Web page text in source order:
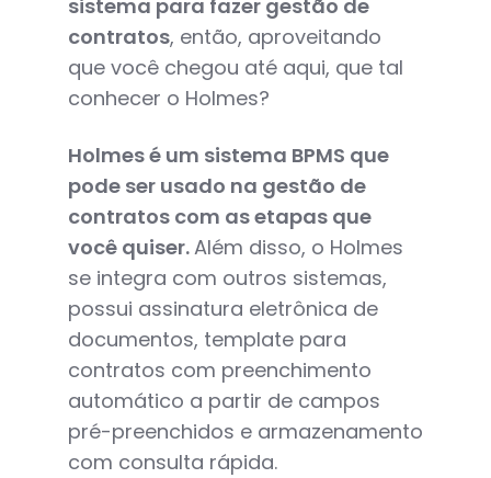
sistema para fazer gestão de
contratos, então, aproveitando
que você chegou até aqui, que tal
conhecer o Holmes?
Holmes é um sistema BPMS que
pode ser usado na gestão de
contratos com as etapas que
você quiser.Além disso, o Holmes
se integra com outros sistemas,
possui assinatura eletrônica de
documentos, template para
contratos com preenchimento
automático a partir de campos
pré-preenchidos e armazenamento
com consulta rápida.